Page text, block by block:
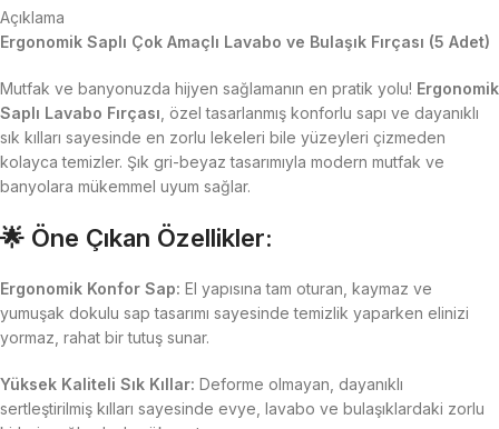
Açıklama
Ergonomik Saplı Çok Amaçlı Lavabo ve Bulaşık Fırçası (5 Adet)
Mutfak ve banyonuzda hijyen sağlamanın en pratik yolu! Ergonomik
Saplı Lavabo Fırçası , özel tasarlanmış konforlu sapı ve dayanıklı
sık kılları sayesinde en zorlu lekeleri bile yüzeyleri çizmeden
kolayca temizler. Şık gri-beyaz tasarımıyla modern mutfak ve
banyolara mükemmel uyum sağlar.
🌟 Öne Çıkan Özellikler:
Ergonomik Konfor Sap: El yapısına tam oturan, kaymaz ve
yumuşak dokulu sap tasarımı sayesinde temizlik yaparken elinizi
yormaz, rahat bir tutuş sunar.
Yüksek Kaliteli Sık Kıllar: Deforme olmayan, dayanıklı
sertleştirilmiş kılları sayesinde evye, lavabo ve bulaşıklardaki zorlu